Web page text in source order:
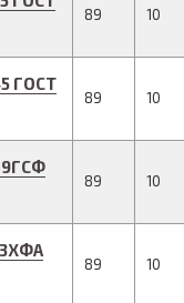
89 10
ГОСТ
89 10
89 10
89 10